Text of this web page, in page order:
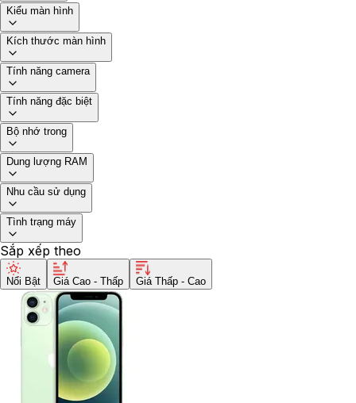
Kiểu màn hình
Kích thước màn hình
Tính năng camera
Tính năng đặc biệt
Bộ nhớ trong
Dung lượng RAM
Nhu cầu sử dụng
Tình trạng máy
Sắp xếp theo
Nổi Bật Giá Cao - Thấp Giá Thấp - Cao